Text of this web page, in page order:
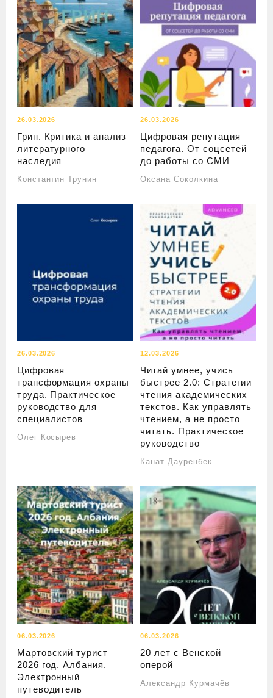
26.03.2026
Грин. Критика и анализ
литературного
наследия
Константин Трунин
26.03.2026
Цифровая репутация
педагога. От соцсетей
до работы со СМИ
Оксана Соколкина
26.03.2026
Цифровая
трансформация охраны
труда. Практическое
руководство для
специалистов
Олег Косырев
12.03.2026
Читай умнее, учись
быстрее 2.0: Стратегии
чтения академических
текстов. Как управлять
чтением, а не просто
читать. Практическое
руководство
Канат Дауренбек
06.03.2026
Мартовский турист
2026 год. Албания.
Электронный
путеводитель
06.03.2026
20 лет с Венской
оперой
Александр Курмачёв